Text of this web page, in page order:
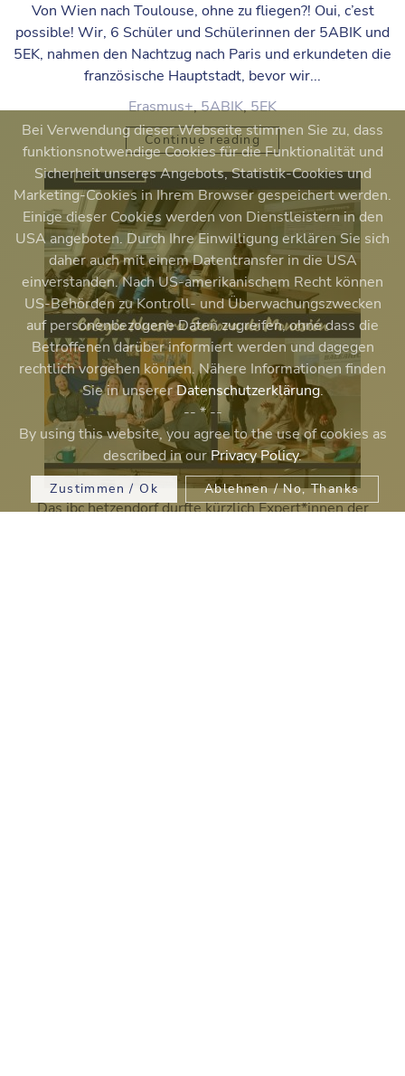
Von Wien nach Toulouse, ohne zu fliegen?! Oui, c’est
possible! Wir, 6 Schüler und Schülerinnen der 5ABIK und
5EK, nahmen den Nachtzug nach Paris und erkundeten die
französische Hauptstadt, bevor wir...
Erasmus+,5ABIK,5EK
Continue reading
Das ibc hetzendorf durfte kürzlich Expert*innen der
Bei Verwendung dieser Webseite stimmen Sie zu, dass
funktionsnotwendige Cookies für die Funktionalität und
Sicherheit unseres Angebots, Statistik-Cookies und
Marketing-Cookies in Ihrem Browser gespeichert werden.
Einige dieser Cookies werden von Dienstleistern in den
USA angeboten. Durch Ihre Einwilligung erklären Sie sich
daher auch mit einem Datentransfer in die USA
einverstanden. Nach US-amerikanischem Recht können
US-Behörden zu Kontroll- und Überwachungszwecken
auf personenbezogene Daten zugreifen, ohne dass die
Betroffenen darüber informiert werden und dagegen
rechtlich vorgehen können. Nähere Informationen finden
Sie in unsererDatenschutzerklärung.
-- * --
By using this website, you agree to the use of cookies as
described in our Privacy Policy.
Zustimmen / Ok Ablehnen / No, Thanks